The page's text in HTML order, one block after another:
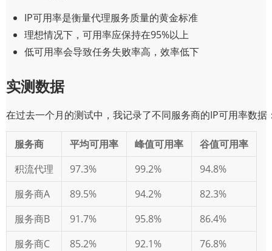
IP可用率是衡量代理服务质量的黄金标准
理想情况下，可用率应保持在95%以上
低可用率会导致任务失败率高，效率低下
实测数据
在过去一个月的测试中，我记录了不同服务商的IP可用率数据
服务商 平均可用率 峰值可用率
谷值可用率
积流代理
97.3% 99.2%
94.8%
服务商A
89.5% 94.2%
82.3%
服务商B
91.7% 95.8%
86.4%
服务商C
85.2% 92.1% 76.8%